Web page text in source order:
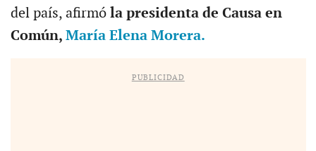
del país, afirmó la presidenta de Causa en
Común, María Elena Morera.
PUBLICIDAD